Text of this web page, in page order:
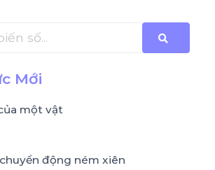
Mới
một vật
động ném xiên